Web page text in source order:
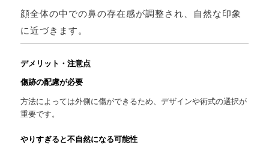
顔全体の中での鼻の存在感が調整され、自然な印象
に近づきます。
デメリット・注意点
傷跡の配慮が必要
方法によっては外側に傷ができるため、デザインや術式の選択が
重要です。
やりすぎると不自然になる可能性